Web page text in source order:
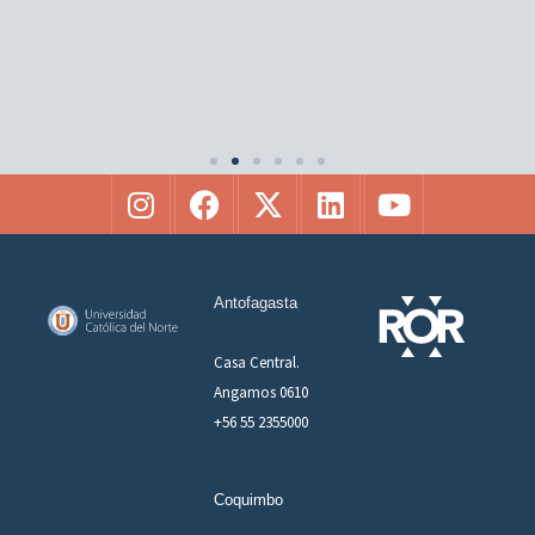
Antofagasta
Coquimbo
Casa Central.
Angamos 0610
+56 55 2355000